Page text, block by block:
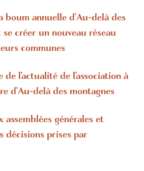
boum annuelle d’Au-delà des
créer un nouveau réseau
communes
de l’actualité de l’association à
d’Au-delà des montagnes
assemblées générales et
décisions prises par